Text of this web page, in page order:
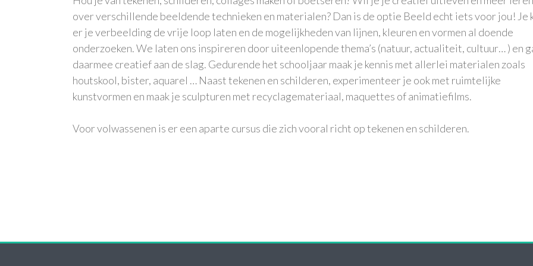
over verschillende beeldende technieken en materialen? Dan is de optie Beeld echt iets voor jou! Je
er je verbeelding de vrije loop laten en de mogelijkheden van lijnen, kleuren en vormen al doende
onderzoeken. We laten ons inspireren door uiteenlopende thema’s (natuur, actualiteit, cultuur… ) en
daarmee creatief aan de slag. Gedurende het schooljaar maak je kennis met allerlei materialen zoals
houtskool, bister, aquarel … Naast tekenen en schilderen, experimenteer je ook met ruimtelijke
kunstvormen en maak je sculpturen met recyclagemateriaal, maquettes of animatiefilms.
Voor volwassenen is er een aparte cursus die zich vooral richt op tekenen en schilderen.